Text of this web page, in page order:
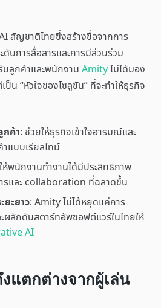
สัญชาติไทยซึ่งสร้างชื่อจากการ
บการสื่อสารและการมีส่วนร่วม
ลูกค้าและพนักงาน Amityไม่ได้มอง
น “หัวใจของโซลูชัน” ที่จะทำให้ธุรกิจ
กค้า: ช่วยให้ธุรกิจเข้าใจอารมณ์และ
แบบเรียลไทม์
ห้พนักงานทำงานได้มีประสิทธิภาพ
รและ collaboration ที่ฉลาดขึ้น
ยะยาว: Amity ไม่ได้หยุดแค่การ
ลักดันสตาร์ทอัพซอฟต์แวร์ในไทยให้
AI
แตกต่างจากผู้เล่น